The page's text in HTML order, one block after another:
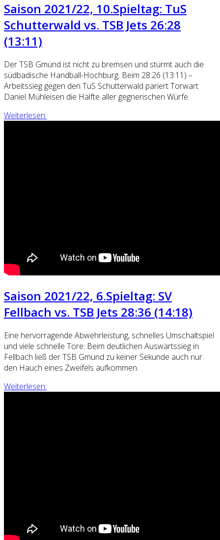
Saison 2021/22, 10.Spieltag: TuS
Schutterwald vs. TSB Jets 26:28
(13:11)
Der TSB Gmünd ist nicht zu bremsen und stürmt auch die
südbadische Handball-Hochburg. Beim 28:26 (13:11) –
Arbeitssieg gegen den TuS Schutterwald pariert Torwart
Daniel Mühleisen die Hälfte aller gegnerischen Würfe.
Weiterlesen:
Saison 2021/22, 6.Spieltag: SV
Fellbach vs. TSB Jets 28:36 (14:18)
Eine hervorragende Abwehrleistung, schnelles Umschaltspiel
und viele schnelle Tore: Beim deutlichen Auswärtssieg in
Fellbach ließ der TSB Gmünd zu keiner Sekunde auch nur
den Hauch eines Zweifels aufkommen.
Weiterlesen: